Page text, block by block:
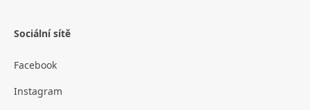
Sociální sítě
Facebook
Instagram